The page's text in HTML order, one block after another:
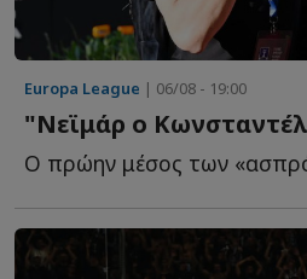
Europa League | 06/08 - 19:00
"Νεϊμάρ ο